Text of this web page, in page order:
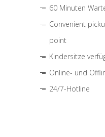
60 Minuten
Convenient
point
Kindersitze
Online- und
24/7-Hotline